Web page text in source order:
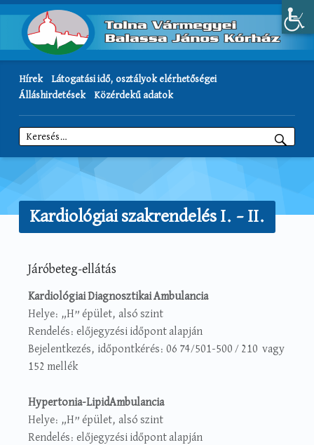
Hírek
Látogatási idő, osztályok elérhetőségei
Álláshirdetések
Közérdekű adatok
Keresés:
Kardiológiai szakrendelés I. – II.
Járóbeteg-ellátás
Kardiológiai Diagnosztikai Ambulancia
Helye: „H” épület, alsó szint
Rendelés: előjegyzési időpont alapján
Bejelentkezés, időpontkérés: 06 74/501-500 / 210 vagy
152 mellék
Hypertonia-LipidAmbulancia
Helye: „H” épület, alsó szint
Rendelés: előjegyzési időpont alapján